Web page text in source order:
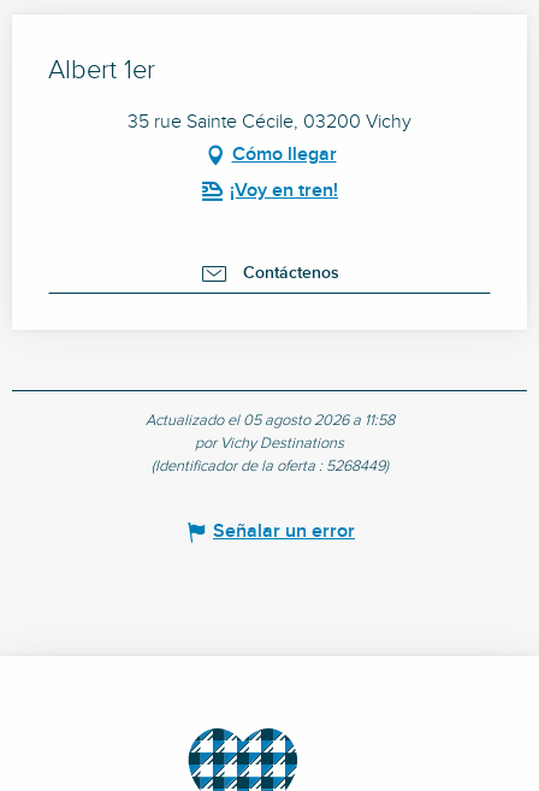
Albert 1er
35 rue Sainte Cécile, 03200 Vichy
Cómo llegar
¡Voy en tren!
Contáctenos
Actualizado el 05 agosto 2026 a 11:58
por Vichy Destinations
(Identificador de la oferta : 5268449)
Señalar un error